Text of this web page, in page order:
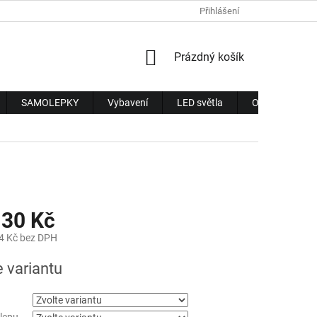
Přihlášení
NÁKUPNÍ
Prázdný košík
SAMOLEPKY Vybavení LED světla Obchodní
Kč
Kčbez DPH
variantu